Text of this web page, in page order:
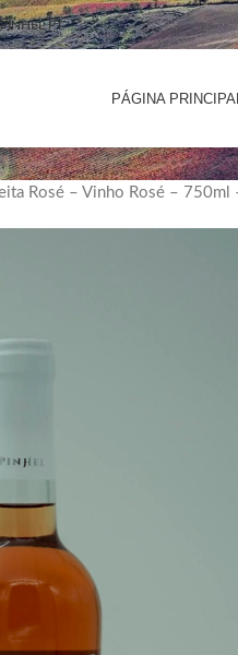
PÁGINA PRINCIPAL
Rosé – Vinho Rosé – 750ml